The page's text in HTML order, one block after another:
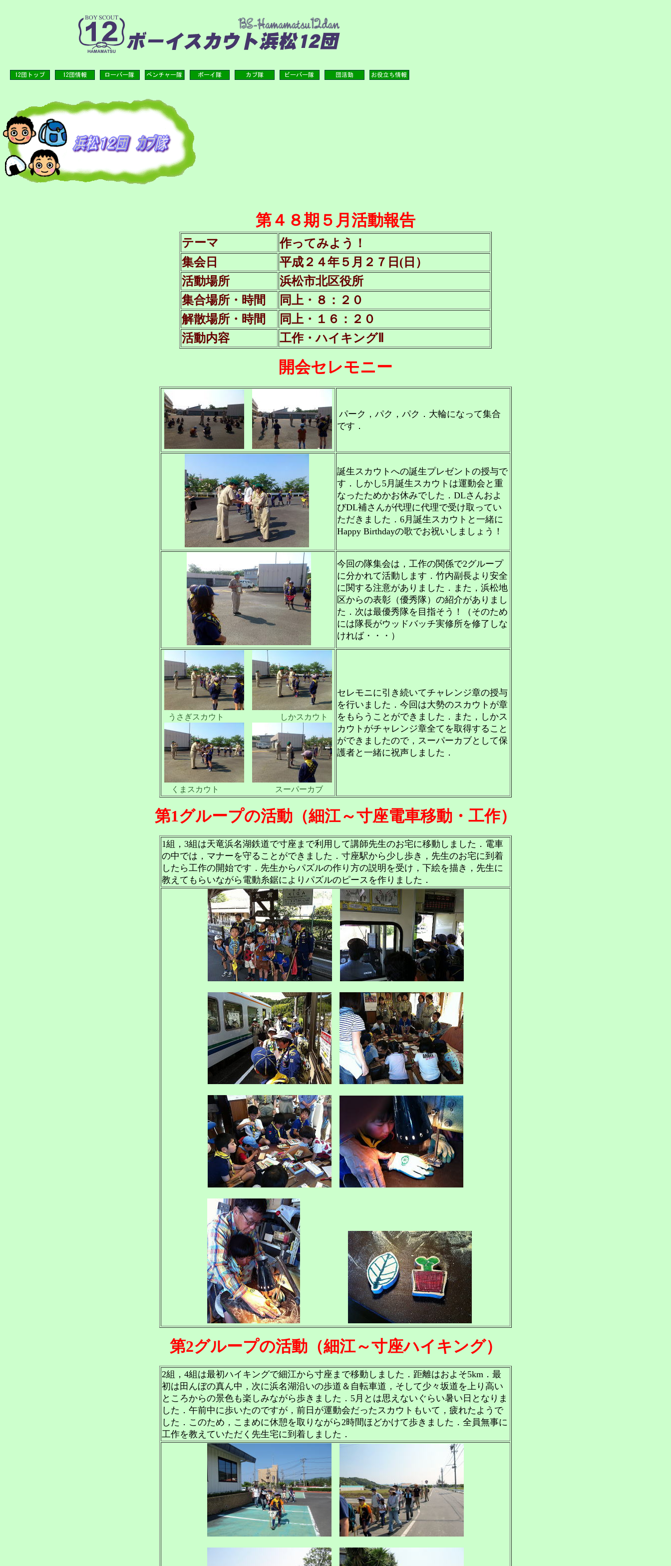
第４８期５月活動報告
テーマ 作ってみよう！
集会日
平成２４年５月２７日(日）
活動場所
浜松市北区役所
集合場所・時間
同上・８：２０
解散場所・時間
同上・１６：２０
活動内容
工作・ハイキングⅡ
開会セレモニー
パーク，パク，パク．大輪になって集合
です．
誕生スカウトへの誕生プレゼントの授与で
す．しかし5月誕生スカウトは運動会と重
なったためかお休みでした．DLさんおよ
びDL補さんが代理に代理で受け取ってい
ただきました．6月誕生スカウトと一緒に
Happy Birthdayの歌でお祝いしましょう！
今回の隊集会は，工作の関係で2グループ
に分かれて活動します．竹内副長より安全
に関する注意がありました．また，浜松地
区からの表彰（優秀隊）の紹介がありまし
た．次は最優秀隊を目指そう！（そのため
には隊長がウッドバッチ実修所を修了しな
ければ・・・）
うさぎスカウト しかスカウト
くまスカウト スーパーカブ
セレモニに引き続いてチャレンジ章の授与
を行いました．今回は大勢のスカウトが章
をもらうことができました．また，しかス
カウトがチャレンジ章全てを取得すること
ができましたので，スーパーカブとして保
護者と一緒に祝声しました．
第1グループの活動（細江～寸座電車移動・工作）
1組，3組は天竜浜名湖鉄道で寸座まで利用して講師先生のお宅に移動しました．電車
の中では，マナーを守ることができました．寸座駅から少し歩き，先生のお宅に到着
したら工作の開始です．先生からパズルの作り方の説明を受け，下絵を描き，先生に
教えてもらいながら電動糸鋸によりパズルのピースを作りました．
第2グループの活動（細江～寸座ハイキング）
2組，4組は最初ハイキングで細江から寸座まで移動しました．距離はおよそ5km．最
初は田んぼの真ん中，次に浜名湖沿いの歩道＆自転車道，そして少々坂道を上り高い
ところからの景色も楽しみながら歩きました．5月とは思えないぐらい暑い日となりま
した．午前中に歩いたのですが，前日が運動会だったスカウトもいて，疲れたようで
した．このため，こまめに休憩を取りながら2時間ほどかけて歩きました．全員無事に
工作を教えていただく先生宅に到着しました．